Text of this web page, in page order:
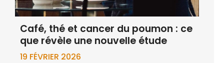
Café, thé et cancer du poumon : ce
que révèle une nouvelle étude
19 FÉVRIER 2026